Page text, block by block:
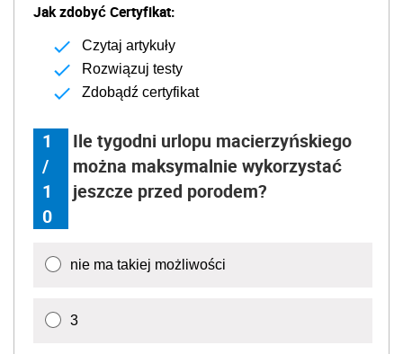
Jak zdobyć Certyfikat:
Czytaj artykuły
Rozwiązuj testy
Zdobądź certyfikat
1
/
1
0
Ile tygodni urlopu macierzyńskiego
można maksymalnie wykorzystać
jeszcze przed porodem?
nie ma takiej możliwości
3